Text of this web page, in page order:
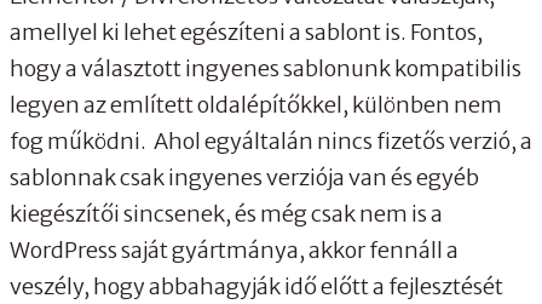
amellyel ki lehet egészíteni a sablont is. Fontos,
hogy a választott ingyenes sablonunk kompatibilis
legyen az említett oldalépítőkkel, különben nem
fog működni. Ahol egyáltalán nincs fizetős verzió, a
sablonnak csak ingyenes verziója van és egyéb
kiegészítői sincsenek, és még csak nem is a
WordPress saját gyártmánya, akkor fennáll a
veszély, hogy abbahagyják idő előtt a fejlesztését